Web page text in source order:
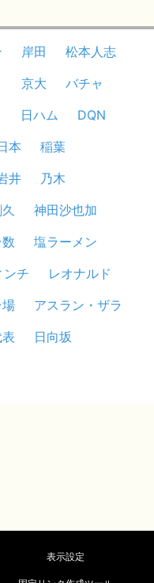
岸田
松本人志
京大
バチャ
日ハム
DQN
本
稲葉
井
乃木
神田沙也加
塩ラーメン
ンチ
レオナルド
アスラン・ザラ
日向坂
表示設定